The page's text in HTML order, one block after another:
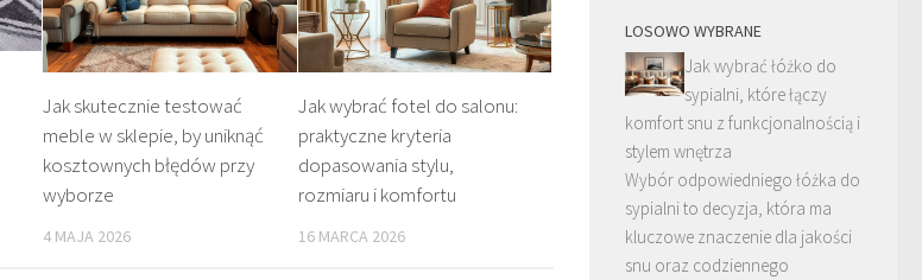
Jak skutecznie testować
meble w sklepie, by uniknąć
kosztownych błędów przy
wyborze
4 MAJA 2026
Jak wybrać fotel do salonu:
praktyczne kryteria
dopasowania stylu,
rozmiaru i komfortu
16 MARCA 2026
LOSOWO WYBRANE
Jak wybrać łóżko do
sypialni, które łączy
komfort snu z funkcjonalnością i
stylem wnętrza
Wybór odpowiedniego łóżka do
sypialni to decyzja, która ma
kluczowe znaczenie dla jakości
snu oraz codziennego